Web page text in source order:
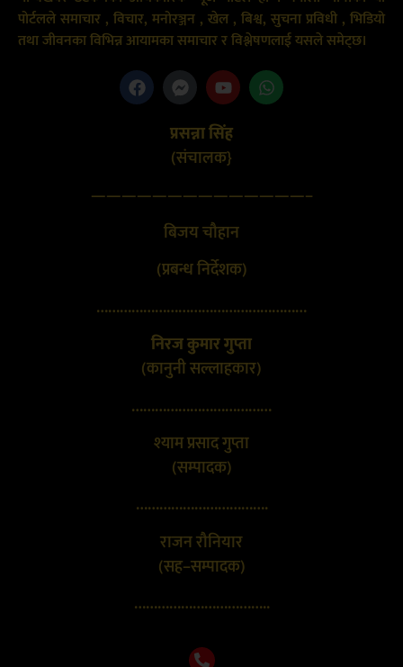
पोर्टलले समाचार , विचार, मनोरञ्जन , खेल , बिश्व, सुचना प्रविधी , भिडियो
तथा जीवनका विभिन्न आयामका समाचार र विश्लेषणलाई यसले समेट्छ।
प्रसन्ना सिंह
(संचालक}
——————————————–
बिजय चौहान
(प्रबन्ध निर्देशक)
………………………………………………
निरज कुमार गुप्ता
(कानुनी सल्लाहकार)
………………………………
श्याम प्रसाद गुप्ता
(सम्पादक)
…………………………….
राजन रौनियार
(सह–सम्पादक)
……………………………..